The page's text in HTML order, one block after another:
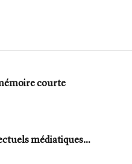
courte
médiatiques…